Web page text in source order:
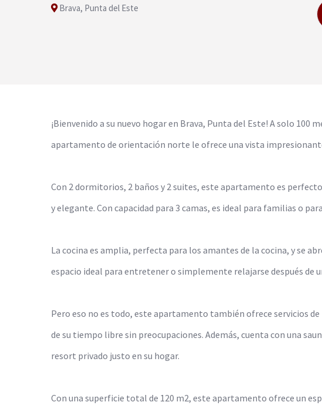
Brava, Punta del Este
¡Bienvenido a su nuevo hogar en Brava, Punta del Este! A solo 100
apartamento de orientación norte le ofrece una vista
Con 2 dormitorios, 2 baños y 2 suites, este apartamento es
y elegante. Con capacidad para 3 camas, es ideal para familias o
La cocina es amplia, perfecta para los amantes de la cocina, y se
espacio ideal para entretener o simplemente relajarse después de
Pero eso no es todo, este apartamento también ofrece servicios
de su tiempo libre sin preocupaciones. Además, cuenta con una
resort privado justo en su hogar.
Con una superficie total de 120 m2, este apartamento ofrece un